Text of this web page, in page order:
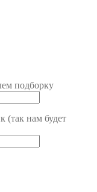
подборку
(так нам будет